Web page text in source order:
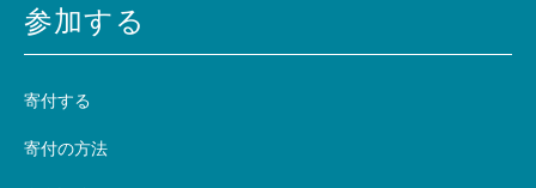
参加する
寄付する
寄付の方法